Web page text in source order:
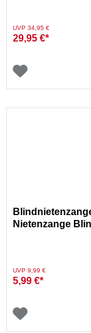
Preis reduziert von
UVP 34,95 €auf
29,95 €*
Nietenzange
Preis reduziert von
UVP 9,99 €auf
5,99 €*